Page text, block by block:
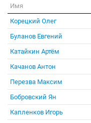
Имя
Корецкий Олег
Буланов Евгений
Катайкин Артём
Качанов Антон
Перезва Максим
Бобровский Ян
Капленков Игорь